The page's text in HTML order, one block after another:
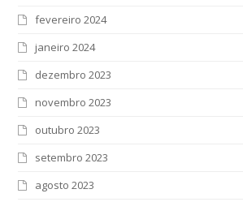
fevereiro 2024
janeiro 2024
dezembro 2023
novembro 2023
outubro 2023
setembro 2023
agosto 2023